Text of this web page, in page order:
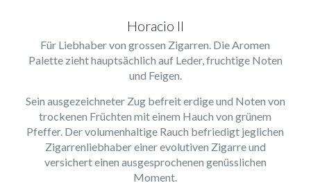
Horacio II
Für Liebhaber von grossen Zigarren. Die Aromen
Palette zieht hauptsächlich auf Leder, fruchtige Noten
und Feigen.
Sein ausgezeichneter Zug befreit erdige und Noten von
trockenen Früchten mit einem Hauch von grünem
Pfeffer. Der volumenhaltige Rauch befriedigt jeglichen
Zigarrenliebhaber einer evolutiven Zigarre und
versichert einen ausgesprochenen genüsslichen
Moment.